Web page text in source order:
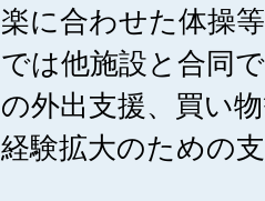
楽に合わせた体操
では他施設と合同
の外出支援、買い
経験拡大のための